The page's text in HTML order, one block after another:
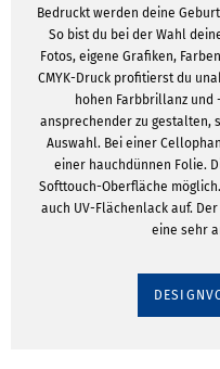
Bedruckt werden deine
So bist du bei der Wahl
Fotos, eigene Grafiken,
CMYK-Druck profitierst du
hohen Farbbrillanz und
ansprechender zu gestalten,
Auswahl. Bei einer
einer hauchdünnen Folie.
Softtouch-Oberfläche
auch UV-Flächenlack auf.
eine sehr